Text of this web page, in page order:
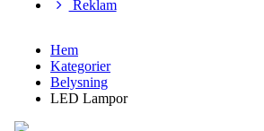
Reklam
Hem
Kategorier
Belysning
LED Lampor